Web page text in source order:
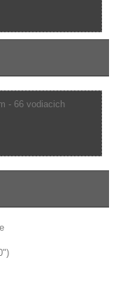
- 66 vodiacich